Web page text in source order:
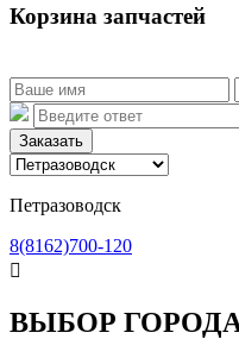
Корзина запчастей
Заказать
Петразоводск
8(8162)700-120

ВЫБОР